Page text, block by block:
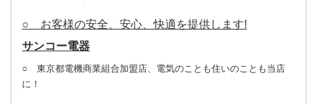
○ お客様の安全、安心、快適を提供します!
サンコー電器
○ 東京都電機商業組合加盟店、電気のことも住いのことも当店
に！